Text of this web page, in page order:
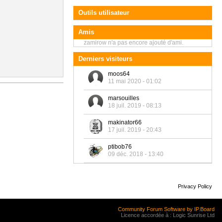
Outils utilisateur
Amis
zamirow n'a pas encore ajouté d'ami.
Derniers visiteurs
moos64
11 mai 2020 - 01:02
marsouilles
18 juil. 2019 - 08:13
makinator66
17 juil. 2019 - 20:43
ptibob76
09 déc. 2018 - 13:40
Privacy Policy
Community Forum Software by IP.Board
Licence accordée à : Logic Sunrise Ltd